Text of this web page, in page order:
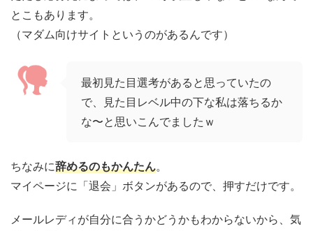
とこもあります。
（マダム向けサイトというのがあるんです）
最初見た目選考があると思っていたの
で、見た目レベル中の下な私は落ちるか
な〜と思いこんでましたｗ
ちなみに辞めるのもかんたん。
マイページに「退会」ボタンがあるので、押すだけです。
メールレディが自分に合うかどうかもわからないから、気